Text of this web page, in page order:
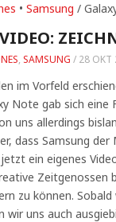
• Samsung /
, SAMSUNG / 28 OKT
im Vorfeld
Note gab sich eine
uns allerdings
dass Samsung
jetzt ein eigenes
Zeitgenossen
zu können.
wir uns auch